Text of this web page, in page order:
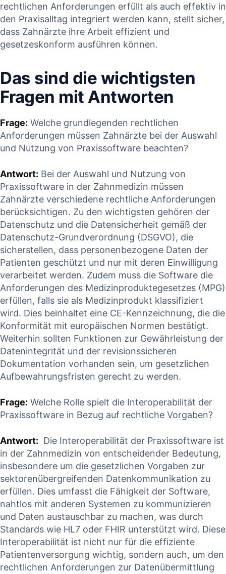
rechtlichen⁢ Anforderungen erfüllt ⁣als auch​ effektiv in
den Praxisalltag ‍integriert werden kann, ‌stellt sicher,
dass Zahnärzte ihre⁤ Arbeit effizient und
gesetzeskonform ausführen können.
Das sind die wichtigsten
⁢Fragen ​mit Antworten
Frage: Welche‍ grundlegenden rechtlichen​
Anforderungen müssen ‌Zahnärzte bei der Auswahl ​
und⁤ Nutzung von Praxissoftware​ beachten?
Antwort: Bei der⁤ Auswahl‍ und Nutzung von
Praxissoftware in der Zahnmedizin ‍müssen
Zahnärzte verschiedene rechtliche Anforderungen
berücksichtigen. Zu ‍den ⁢wichtigsten gehören der‌
Datenschutz und die‍ Datensicherheit gemäß der⁤
Datenschutz-Grundverordnung (DSGVO), die
sicherstellen, dass personenbezogene Daten der
‌Patienten geschützt und⁢ nur mit deren Einwilligung
verarbeitet werden. Zudem⁤ muss die Software die
Anforderungen des⁤ Medizinproduktegesetzes (MPG)⁣
erfüllen, falls sie ⁢als Medizinprodukt klassifiziert
wird. Dies⁣ beinhaltet eine ⁣CE-Kennzeichnung, die die
Konformität mit europäischen Normen bestätigt.‍
Weiterhin ​sollten Funktionen zur Gewährleistung der
Datenintegrität und der revisionssicheren‍
Dokumentation‍ vorhanden sein, um gesetzlichen
Aufbewahrungsfristen gerecht zu werden.
Frage: Welche Rolle‍ spielt die Interoperabilität der
Praxissoftware in Bezug auf rechtliche Vorgaben?
Antwort: ⁤ Die Interoperabilität der⁣ Praxissoftware ist
in⁣ der Zahnmedizin von entscheidender Bedeutung,
insbesondere um die gesetzlichen Vorgaben zur
sektorenübergreifenden Datenkommunikation zu
erfüllen.⁣ Dies umfasst‌ die Fähigkeit der Software,
nahtlos mit anderen Systemen ⁢zu⁢ kommunizieren
‍und Daten austauschbar ‌zu‌ machen,⁢ was⁢ durch‌
Standards​ wie HL7 oder​ FHIR unterstützt wird.‍ Diese
Interoperabilität ‌ist‌ nicht nur für die ⁤effiziente⁢
Patientenversorgung wichtig, sondern auch, um ​den
rechtlichen Anforderungen zur Datenübermittlung